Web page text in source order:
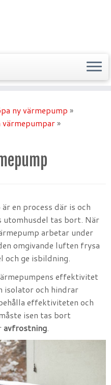
ny värmepump »
»
en process där is och
utomhusdel tas bort. När
arbetar under
omgivande luften frysa
och ge isbildning.
effektivitet
isolator och hindrar
effektiviteten och
isen tas bort
avfrostning.